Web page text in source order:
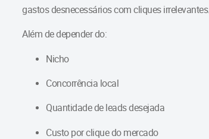
gastos desnecessários com cliques irrelevantes.
Além de depender do:
Nicho
Concorrência local
Quantidade de leads desejada
Custo por clique do mercado